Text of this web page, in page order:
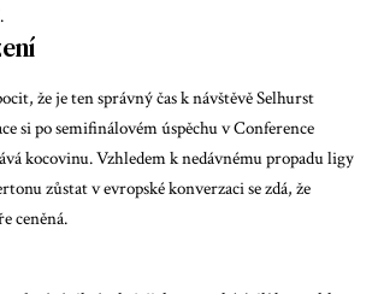
že je ten správný čas k návštěvě Selhurst
si po semifinálovém úspěchu v Conference
kocovinu. Vzhledem k nedávnému propadu ligy
zůstat v evropské konverzaci se zdá, že
ceněná.